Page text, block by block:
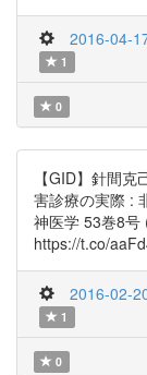
2016-04-
1
0
【GID】針間
害診療の実際 :
神医学 53巻8
https://t.co/
2016-02-
1
0